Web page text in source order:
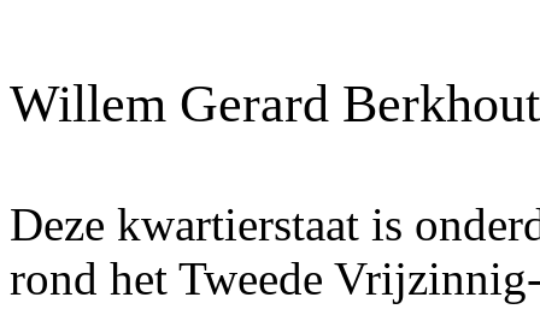
Willem Gerard
Deze kwartierstaat is
rond het Tweede